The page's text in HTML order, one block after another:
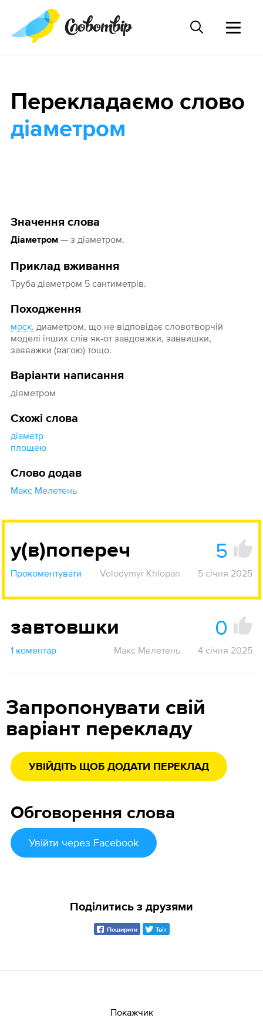
Значення слова
Діаметром— з діаметром.
Приклад вживання
Труба діаметром 5 сантиметрів.
Походження
моск. диаметром, що не відповідає словотворчій
моделі інших слів як-от завдовжки, заввишки,
завважки (вагою) тощо.
Варіанти написання
діяметром
Схожі слова
діаметр
площею
Слово додав
Макс Мелетень
Перекладаємо слово
діаметром
у(в)попереч 5
Прокоментувати Volodymyr Khlopan 5 січня 2025
завтовшки 0
1 коментар Макс Мелетень 4 січня 2025
Запропонувати свій
варіант перекладу
УВІЙДІТЬ ЩОБ ДОДАТИ ПЕРЕКЛАД
Обговорення слова
Увійти через Facebook
Поділитись з друзями
Поширити Твіт
Покажчик